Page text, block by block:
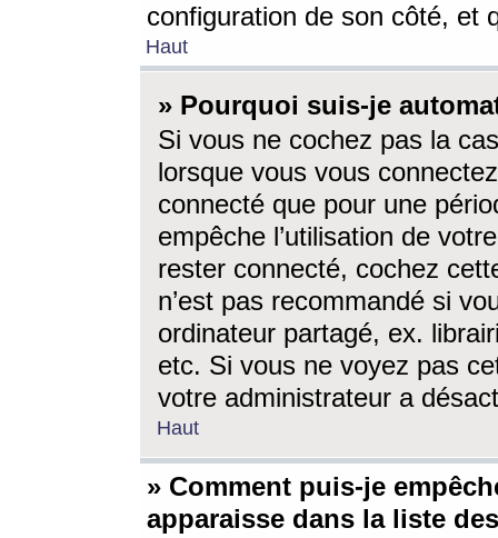
configuration de son côté, et
Haut
» Pourquoi suis-je
Si vous ne cochez pas la
lorsque vous vous
connecté que pour une
empêche l’utilisation de
rester connecté, cochez
n’est pas recommandé si
ordinateur partagé, ex.
etc. Si vous ne voyez pas
votre administrateur a
Haut
» Comment puis-je
apparaisse dans la liste